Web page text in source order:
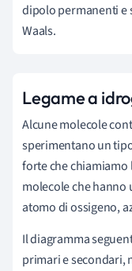
dipolo permanenti e
Waals.
Legame a
Alcune molecole
sperimentano un
forte che chiamiamo
molecole che hanno
atomo di ossigeno,
Il diagramma
primari e secondari,